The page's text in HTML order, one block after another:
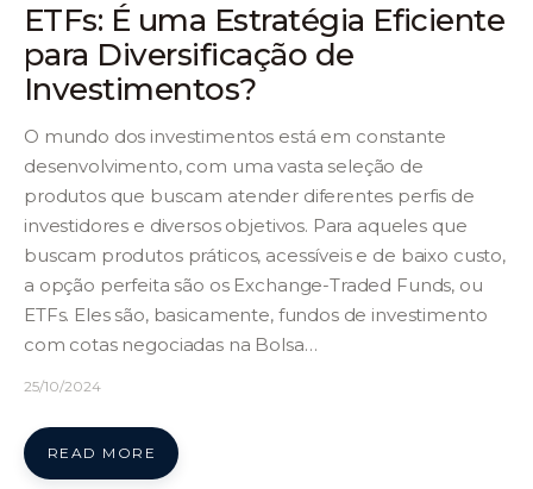
ETFs: É uma Estratégia Eficiente
para Diversificação de
Investimentos?
O mundo dos investimentos está em constante
desenvolvimento, com uma vasta seleção de
produtos que buscam atender diferentes perfis de
investidores e diversos objetivos. Para aqueles que
buscam produtos práticos, acessíveis e de baixo custo,
a opção perfeita são os Exchange-Traded Funds, ou
ETFs. Eles são, basicamente, fundos de investimento
com cotas negociadas na Bolsa…
25/10/2024
READ MORE